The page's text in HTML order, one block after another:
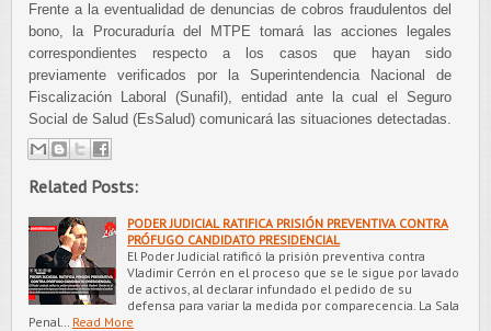
Frente a la eventualidad de denuncias de cobros fraudulentos del
bono, la Procuraduría del MTPE tomará las acciones legales
correspondientes respecto a los casos que hayan sido
previamente verificados por la Superintendencia Nacional de
Fiscalización Laboral (Sunafil), entidad ante la cual el Seguro
Social de Salud (EsSalud) comunicará las situaciones detectadas.
Related Posts:
PODER JUDICIAL RATIFICA PRISIÓN PREVENTIVA CONTRA
PRÓFUGO CANDIDATO PRESIDENCIAL
El Poder Judicial ratificó la prisión preventiva contra
Vladimir Cerrón en el proceso que se le sigue por lavado
de activos, al declarar infundado el pedido de su
defensa para variar la medida por comparecencia. La Sala
Penal…
Read More